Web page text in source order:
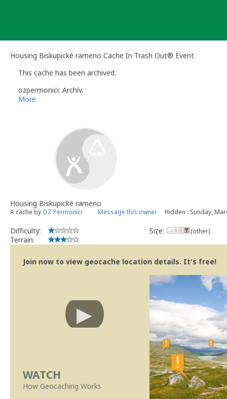
Housing Biskupické rameno Cache In Trash Out® Event
This cache has been archived.
ozpermonici: Archív.
More
Housing Biskupické rameno
A cache by OZ Permoníci Message this owner Hidden : Sunday,
Difficulty:
Terrain:
Size: (other)
Join now to view geocache location details. It's free!
WATCH
How Geocaching Works